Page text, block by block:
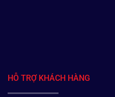
HỖ TRỢ KHÁCH HÀNG